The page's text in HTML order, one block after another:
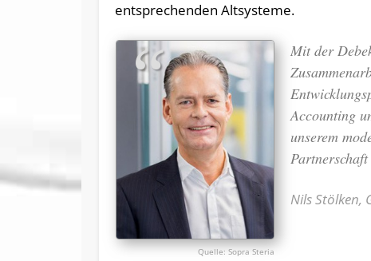
entsprechenden Altsysteme.
Sopra Steria
Mit der
Accounting
unserem
Nils Stölken,